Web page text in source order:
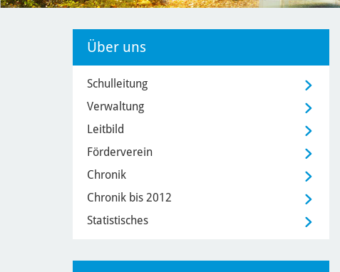
Über uns
Schulleitung
Verwaltung
Leitbild
Förderverein
Chronik
Chronik bis 2012
Statistisches